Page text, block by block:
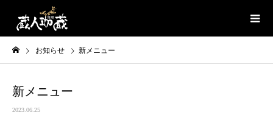
お知らせ 新メニュー
新メニュー
2023.06.25